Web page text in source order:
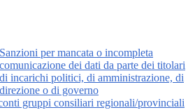
Sanzioni per mancata o incompleta
comunicazione dei dati da parte dei titolari
di incarichi politici, di amministrazione, di
direzione o di governo
gruppi consiliari regionali/provinciali